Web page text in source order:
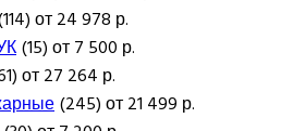
от 24 978 р.
(15) от 7 500 р.
от 27 264 р.
(245) от 21 499 р.